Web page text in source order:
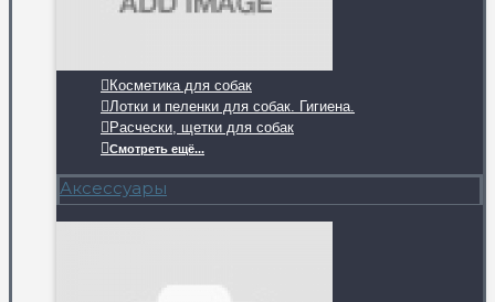
Косметика для собак
Лотки и пеленки для собак. Гигиена.
Расчески, щетки для собак
Смотреть ещё...
Аксессуары